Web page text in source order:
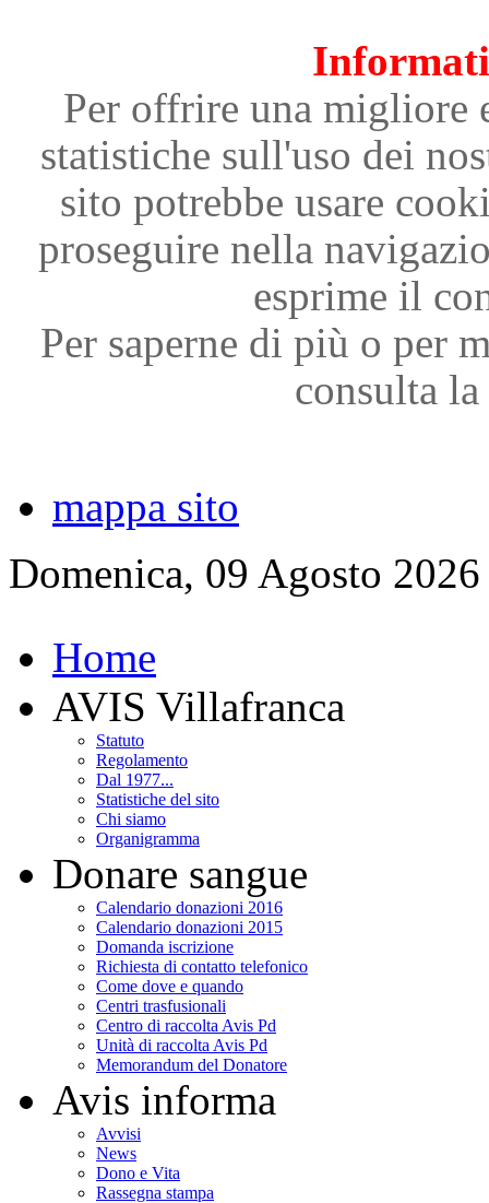
Per offrire una migliore
statistiche sull'uso dei
sito potrebbe usare
proseguire nella
esprime il
Per saperne di più o per
consulta
mappa sito
Domenica, 09 Agosto 2026
Home
AVIS Villafranca
Statuto
Regolamento
Dal 1977...
Statistiche del sito
Chi siamo
Organigramma
Donare sangue
Calendario donazioni 2016
Calendario donazioni 2015
Domanda iscrizione
Richiesta di contatto telefonico
Come dove e quando
Centri trasfusionali
Centro di raccolta Avis Pd
Unità di raccolta Avis Pd
Memorandum del Donatore
Avis informa
Avvisi
News
Dono e Vita
Rassegna stampa